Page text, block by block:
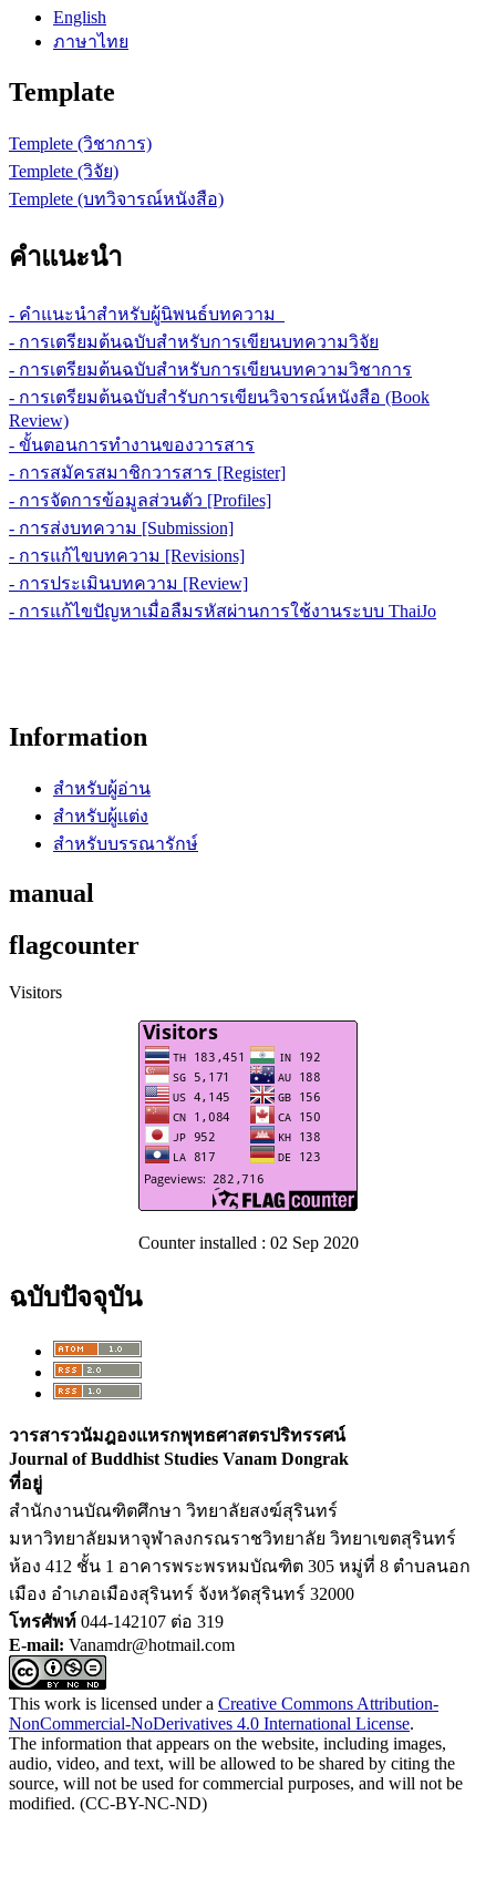
English
ภาษาไทย
Template
Templete (วิชาการ)
Templete (วิจัย)
Templete (บทวิจารณ์หนังสือ)
คำแนะนำ
- คำแนะนำสำหรับผู้นิพนธ์บทความ
- การเตรียมต้นฉบับสำหรับการเขียนบทความวิจัย
- การเตรียมต้นฉบับสำหรับการเขียนบทความวิชาการ
- การเตรียมต้นฉบับสำรับการเขียนวิจารณ์หนังสือ (Book
Review)
- ขั้นตอนการทำงานของวารสาร
- การสมัครสมาชิกวารสาร [Register]
- การจัดการข้อมูลส่วนตัว [Profiles]
- การส่งบทความ [Submission]
- การแก้ไขบทความ [Revisions]
- การประเมินบทความ [Review]
- การแก้ไขปัญหาเมื่อลืมรหัสผ่านการใช้งานระบบ ThaiJo
Information
สำหรับผู้อ่าน
สำหรับผู้แต่ง
สำหรับบรรณารักษ์
manual
flagcounter
Visitors
Counter installed : 02 Sep 2020
ฉบับปัจจุบัน
วารสารวนัมฎองแหรกพุทธศาสตรปริทรรศน์
Journal of Buddhist Studies Vanam Dongrak
ที่อยู่
สำนักงานบัณฑิตศึกษา วิทยาลัยสงฆ์สุรินทร์
มหาวิทยาลัยมหาจุฬาลงกรณราชวิทยาลัย วิทยาเขตสุรินทร์
ห้อง 412 ชั้น 1 อาคารพระพรหมบัณฑิต 305 หมู่ที่ 8 ตำบลนอก
เมือง อำเภอเมืองสุรินทร์ จังหวัดสุรินทร์ 32000
โทรศัพท์ 044-142107 ต่อ 319
E-mail: Vanamdr@hotmail.com
This work is licensed under a Creative Commons Attribution-
NonCommercial-NoDerivatives 4.0 International License.
The information that appears on the website, including images,
audio, video, and text, will be allowed to be shared by citing the
source, will not be used for commercial purposes, and will not be
modified. (CC-BY-NC-ND)